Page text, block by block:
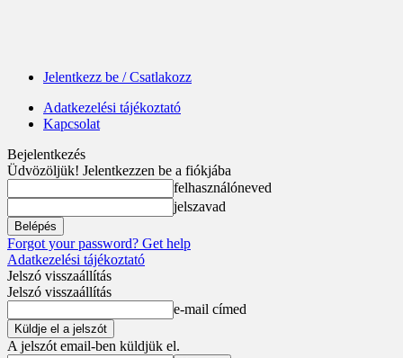
Jelentkezz be / Csatlakozz
Adatkezelési tájékoztató
Kapcsolat
Bejelentkezés
Üdvözöljük! Jelentkezzen be a fiókjába
felhasználóneved
jelszavad
Forgot your password? Get help
Adatkezelési tájékoztató
Jelszó visszaállítás
Jelszó visszaállítás
e-mail címed
A jelszót email-ben küldjük el.